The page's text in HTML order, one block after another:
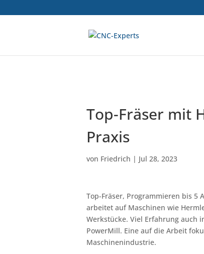
Top-Fräser mit
Praxis
von Friedrich | Jul 28, 2023
Top-Fräser, Programmieren bis 5
arbeitet auf Maschinen wie
Werkstücke. Viel Erfahrung auch
PowerMill. Eine auf die Arbeit
Maschinenindustrie.